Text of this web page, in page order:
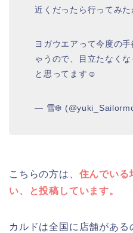
近くだったら行ってみ
ヨガウエアって今度の
ゃうので、目立たなく
と思ってます☺️
— 雪❄️
こちらの方は、 住んでいる
い、と投稿しています。
カルドは全国に店舗があ